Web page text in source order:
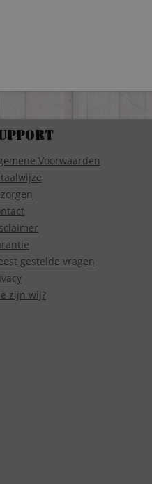
Voorwaarden
gestelde vragen
zijn wij?